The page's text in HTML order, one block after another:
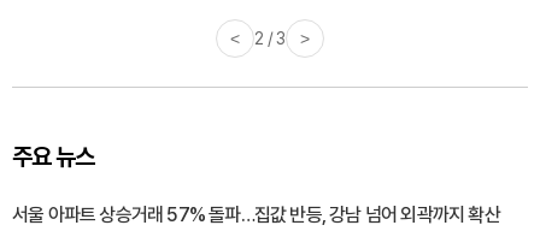
< 2 / 3 >
주요 뉴스
서울 아파트 상승거래 57% 돌파…집값 반등, 강남 넘어 외곽까지 확산